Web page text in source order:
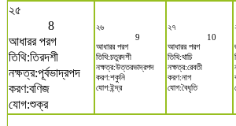
২৫
8
আধারর পরগ
তিথি:তিরদশী
নক্ষত্র:পূর্বভাদ্রপদ
করণ:বণিজ
যোগ:শুক্র
২৬
9
আধারর পরগ
তিথি:চতুরদশী
নক্ষত্র:উত্তরভাদ্রপদ
করণ:শকুনি
যোগ:ইন্দ্র
২৭
10
আধারর পরগ
তিথি:থাচি
নক্ষত্র:রেবতী
করণ:নাগ
যোগ:বৈধৃতি